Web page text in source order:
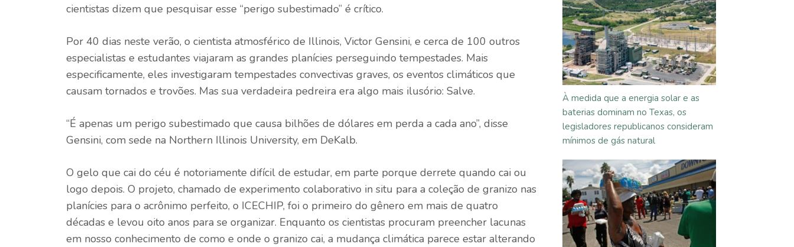
cientistas dizem que pesquisar esse “perigo subestimado” é crítico.
Por 40 dias neste verão, o cientista atmosférico de Illinois, Victor Gensini, e cerca de 100 outros
especialistas e estudantes viajaram as grandes planícies perseguindo tempestades. Mais
especificamente, eles investigaram tempestades convectivas graves, os eventos climáticos que
causam tornados e trovões. Mas sua verdadeira pedreira era algo mais ilusório: Salve.
“É apenas um perigo subestimado que causa bilhões de dólares em perda a cada ano”, disse
Gensini, com sede na Northern Illinois University, em DeKalb.
O gelo que cai do céu é notoriamente difícil de estudar, em parte porque derrete quando cai ou
logo depois. O projeto, chamado de experimento colaborativo in situ para a coleção de granizo nas
planícies para o acrônimo perfeito, o ICECHIP, foi o primeiro do gênero em mais de quatro
décadas e levou oito anos para se organizar. Enquanto os cientistas procuram preencher lacunas
em nosso conhecimento de como e onde o granizo cai, a mudança climática parece estar alterando
À medida que a energia solar e as
baterias dominam no Texas, os
legisladores republicanos consideram
mínimos de gás natural